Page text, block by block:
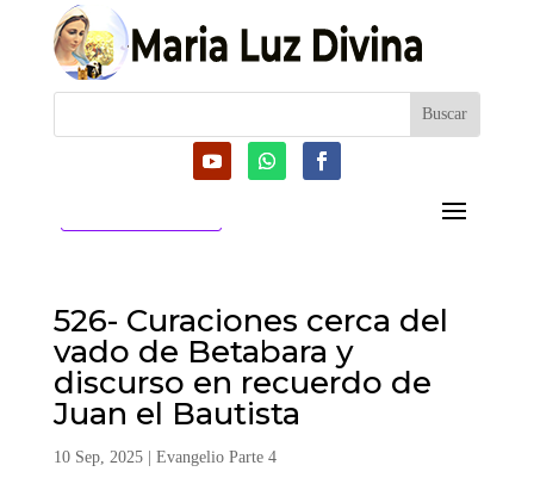
526- Curaciones cerca del
vado de Betabara y
discurso en recuerdo de
Juan el Bautista
10 Sep, 2025| Evangelio Parte 4